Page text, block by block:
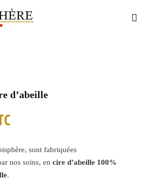
d’abeille
sont fabriquées
nos soins, encire d’abeille 100%
.